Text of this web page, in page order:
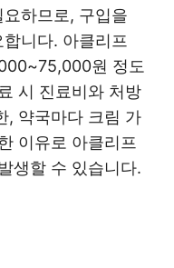
하므로, 구입을
니다. 아클리프
원 정도
시 진료비와 처방
, 약국마다 크림 가
이유로 아클리프
생할 수 있습니다.